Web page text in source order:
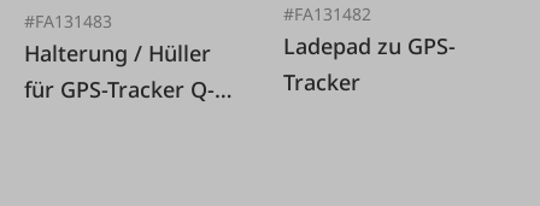
#FA131483
Halterung / Hüller
für GPS-Tracker Q-
#FA131482
Ladepad zu GPS-
Tracker